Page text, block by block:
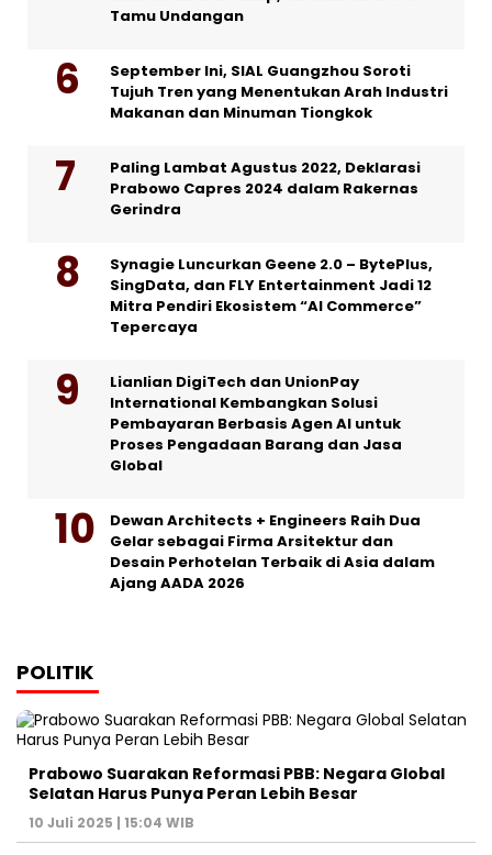
Tamu Undangan
September Ini, SIAL Guangzhou Soroti
Tujuh Tren yang Menentukan Arah Industri
Makanan dan Minuman Tiongkok
Paling Lambat Agustus 2022, Deklarasi
Prabowo Capres 2024 dalam Rakernas
Gerindra
Synagie Luncurkan Geene 2.0 – BytePlus,
SingData, dan FLY Entertainment Jadi 12
Mitra Pendiri Ekosistem “AI Commerce”
Tepercaya
Lianlian DigiTech dan UnionPay
International Kembangkan Solusi
Pembayaran Berbasis Agen AI untuk
Proses Pengadaan Barang dan Jasa
Global
Dewan Architects + Engineers Raih Dua
Gelar sebagai Firma Arsitektur dan
Desain Perhotelan Terbaik di Asia dalam
Ajang AADA 2026
POLITIK
Prabowo Suarakan Reformasi PBB: Negara Global
Selatan Harus Punya Peran Lebih Besar
10 Juli 2025 | 15:04 WIB